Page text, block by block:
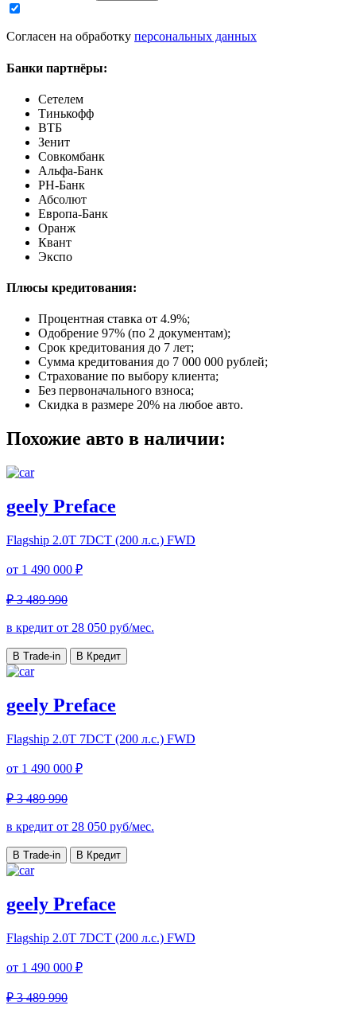
Согласен на обработку персональных данных
Банки партнёры:
Сетелем
Тинькофф
ВТБ
Зенит
Совкомбанк
Альфа-Банк
РН-Банк
Абсолют
Европа-Банк
Оранж
Квант
Экспо
Плюсы кредитования:
Процентная ставка от 4.9%;
Одобрение 97% (по 2 документам);
Срок кредитования до 7 лет;
Сумма кредитования до 7 000 000 рублей;
Страхование по выбору клиента;
Без первоначального взноса;
Скидка в размере 20% на любое авто.
Похожие авто в наличии:
geely Preface
Flagship 2.0T 7DCT (200 л.с.) FWD
от 1 490 000 ₽
₽ 3 489 990
в кредит от 28 050 руб/мес.
В Trade-in В Кредит
geely Preface
Flagship 2.0T 7DCT (200 л.с.) FWD
от 1 490 000 ₽
₽ 3 489 990
в кредит от 28 050 руб/мес.
В Trade-in В Кредит
geely Preface
Flagship 2.0T 7DCT (200 л.с.) FWD
от 1 490 000 ₽
₽ 3 489 990